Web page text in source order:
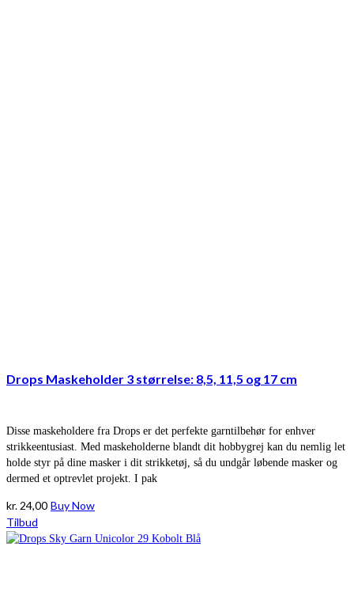
Drops Maskeholder 3 størrelse: 8,5, 11,5 og 17 cm
Disse maskeholdere fra Drops er det perfekte garntilbehør for enhver
strikkeentusiast. Med maskeholderne blandt dit hobbygrej kan du nemlig let
holde styr på dine masker i dit strikketøj, så du undgår løbende masker og
dermed et optrevlet projekt. I pak
kr. 24,00 Buy Now
Tilbud